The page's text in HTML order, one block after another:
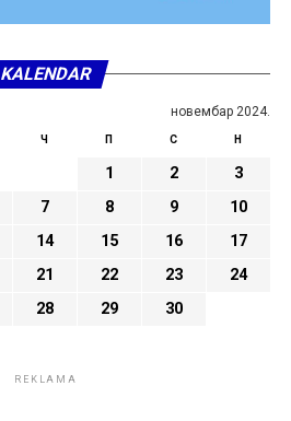
KALENDAR
новембар 2024.
Ч П С Н
1 2
3
7 8 9
10
14 15 16
17
21 22 23
24
28 29
30
REKLAMA